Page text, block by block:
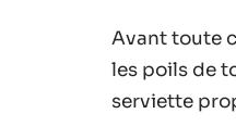
Avant toute
les poils de
serviette